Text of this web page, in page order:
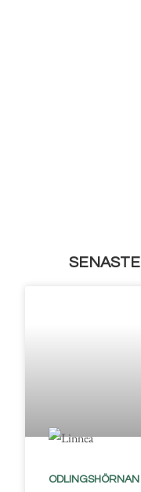
ODLINGSHÖRNAN